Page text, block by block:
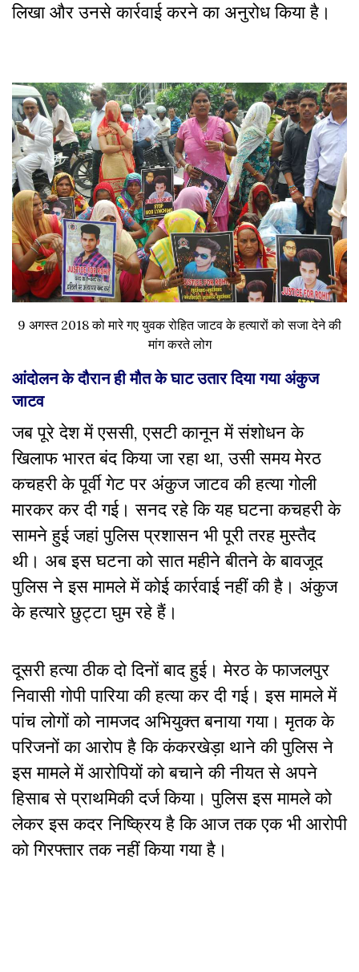
लिखा और उनसे कार्रवाई करने का अनुरोध किया है।
9 अगस्त 2018 को मारे गए युवक रोहित जाटव के हत्यारों को सजा देने की
मांग करते लोग
आंदोलन के दौरान ही मौत के घाट उतार दिया गया अंकुज
जाटव
जब पूरे देश में एससी, एसटी कानून में संशोधन के
खिलाफ भारत बंद किया जा रहा था, उसी समय मेरठ
कचहरी के पूर्वी गेट पर अंकुज जाटव की हत्या गोली
मारकर कर दी गई। सनद रहे कि यह घटना कचहरी के
सामने हुई जहां पुलिस प्रशासन भी पूरी तरह मुस्तैद
थी। अब इस घटना को सात महीने बीतने के बावजूद
पुलिस ने इस मामले में कोई कार्रवाई नहीं की है। अंकुज
के हत्यारे छुट्टा घुम रहे हैं।
दूसरी हत्या ठीक दो दिनों बाद हुई। मेरठ के फाजलपुर
निवासी गोपी पारिया की हत्या कर दी गई। इस मामले में
पांच लोगों को नामजद अभियुक्त बनाया गया। मृतक के
परिजनों का आरोप है कि कंकरखेड़ा थाने की पुलिस ने
इस मामले में आरोपियों को बचाने की नीयत से अपने
हिसाब से प्राथमिकी दर्ज किया। पुलिस इस मामले को
लेकर इस कदर निष्क्रिय है कि आज तक एक भी आरोपी
को गिरफ्तार तक नहीं किया गया है।